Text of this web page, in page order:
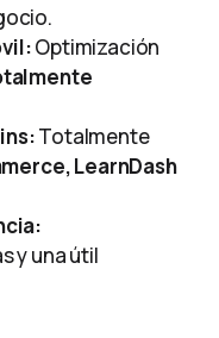
Optimización
Totalmente
LearnDash
y una útil